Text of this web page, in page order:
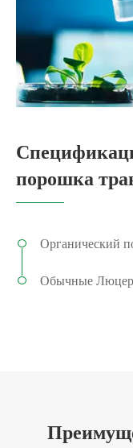
порошка
Органический
Обычные